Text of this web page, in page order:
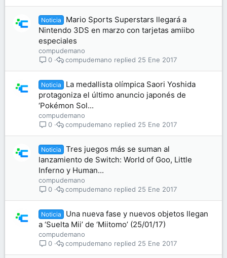
Noticia
Mario Sports Superstars llegará a
Nintendo 3DS en marzo con tarjetas amiibo
especiales
compudemano
0
25 Ene 2017
compudemano
Noticia
La medallista olímpica Saori Yoshida
protagoniza el último anuncio japonés de
‘Pokémon Sol...
compudemano
0
25 Ene 2017
compudemano
Noticia
Tres juegos más se suman al
lanzamiento de Switch: World of Goo, Little
Inferno y Human...
compudemano
0
25 Ene 2017
compudemano
Noticia
Una nueva fase y nuevos objetos llegan
a ‘Suelta Mii’ de ‘Miitomo’ (25/01/17)
compudemano
0
25 Ene 2017
compudemano